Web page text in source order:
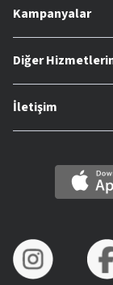
Kampanyalar
Diğer
İletişim